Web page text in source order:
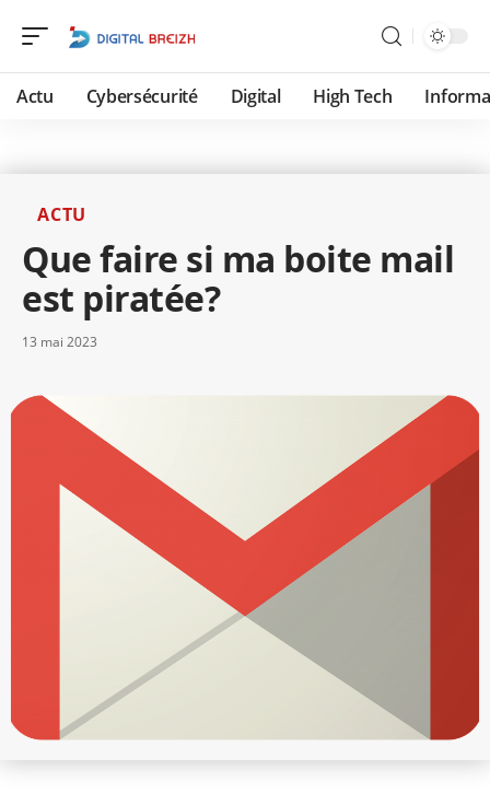
Actu Cybersécurité Digital High Tech
ACTU
Que faire si ma boite mail
est piratée?
13 mai 2023